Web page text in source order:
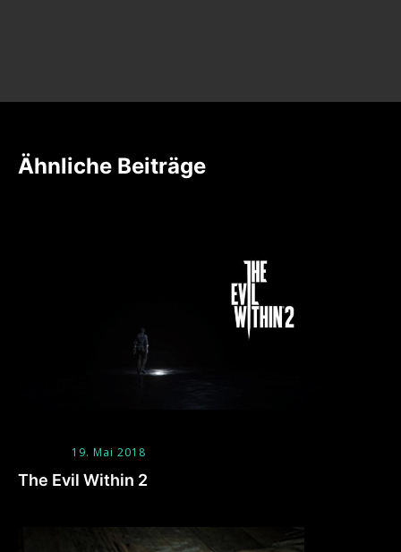
Ähnliche Beiträge
19. Mai 2018
The Evil Within 2